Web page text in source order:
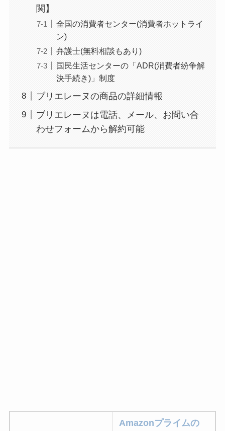
する方法を完全攻略
関】
全国の消費者センター(消費者ホットライ
ン)
弁護士(無料相談もあり)
国民生活センターの「ADR(消費者紛争解
決手続き)」制度
ブリエレーヌの商品の詳細情報
ブリエレーヌは電話、メール、お問い合
わせフォームから解約可能
Amazonプライムの